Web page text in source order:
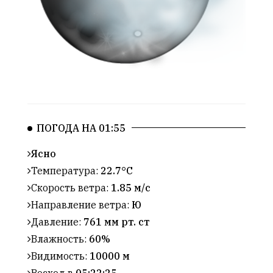
ПОГОДА НА 01:55
Ясно
Температура: 22.7°C
Скорость ветра: 1.85 м/с
Направление ветра: Ю
Давление: 761 мм рт. ст
Влажность: 60%
Видимость: 10000 м